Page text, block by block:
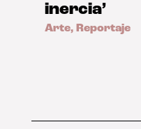
inercia’
Arte, Reportaje